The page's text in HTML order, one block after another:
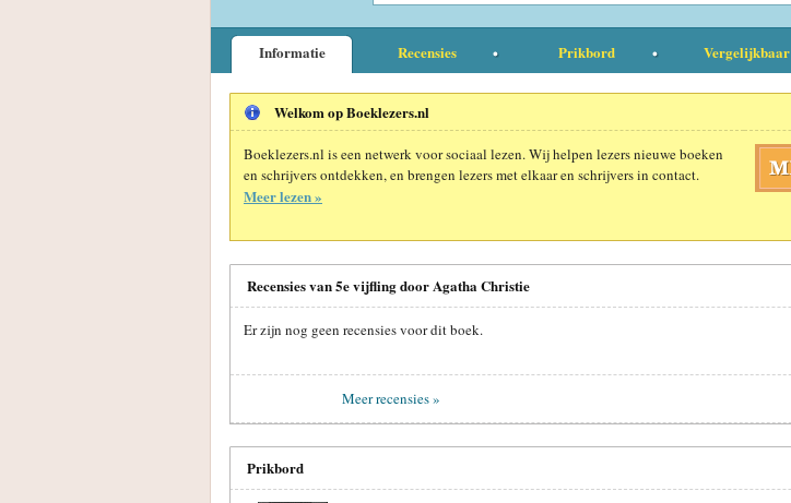
Informatie Recensies Prikbord Vergelijkbaar
Welkom op Boeklezers.nl
Boeklezers.nl is een netwerk voor sociaal lezen. Wij helpen lezers nieuwe boeken
en schrijvers ontdekken, en brengen lezers met elkaar en schrijvers in contact.
Meer lezen »
Recensies van 5e vijfling door Agatha Christie
Er zijn nog geen recensies voor dit boek.
Meer recensies »
Prikbord